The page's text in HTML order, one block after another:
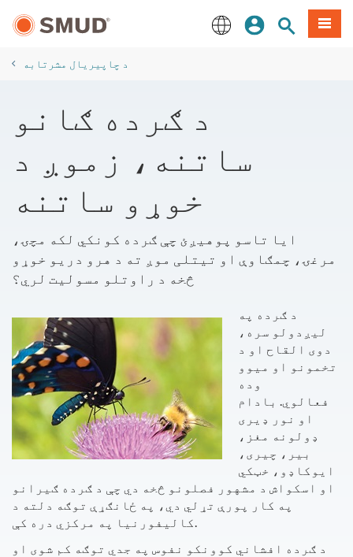
منځپانګې
لاړ
ننوزئ
سایټ لټون
مینو
​د چاپیریال مشرتابه
د ګرده ګانو
ساتنه، زموږ د
خوړو ساتنه
ایا تاسو پوهیږئ چې ګرده کونکي لکه مچۍ،
مرغۍ، چمګاوې او تیتلی موږ ته د هرو دریو خوړو
څخه د راوتلو مسولیت لري؟
د ګرده په
لیږدولو سره،
دوی القاح او د
تخمونو او میوو
وده
فعالوي. بادام
او نور ډیری
ډولونه مغز،
بیر، چیری،
ایوکاډو، خټکي
او اسکواش د مشهور فصلونو څخه دي چې د ګرده ګیرانو
په کار پورې تړلي دي، په ځانګړې توګه دلته د
کالیفورنیا په مرکزي دره کې.
د ګرده افشاني کوونکو نفوس په جدي توګه کم شوی او